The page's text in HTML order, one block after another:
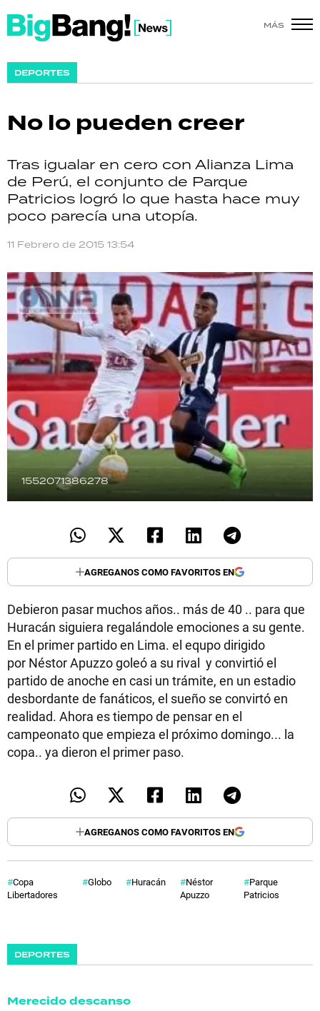
MÁS
DEPORTES
No lo pueden creer
Tras igualar en cero con Alianza Lima
de Perú, el conjunto de Parque
Patricios logró lo que hasta hace muy
poco parecía una utopía.
11 Febrero de 2015 13:54
1552071386278
AGREGANOS COMO FAVORITOS EN
Debieron pasar muchos años.. más de 40 .. para que
Huracán siguiera regalándole emociones a su gente.
En el primer partido en Lima. el equpo dirigido
por Néstor Apuzzo goleó a su rival y convirtió el
partido de anoche en casi un trámite, en un estadio
desbordante de fanáticos, el sueño se convirtó en
realidad. Ahora es tiempo de pensar en el
campeonato que empieza el próximo domingo... la
copa.. ya dieron el primer paso.
AGREGANOS COMO FAVORITOS EN
Copa
Libertadores
Globo Huracán
Néstor
Apuzzo
Parque
Patricios
DEPORTES
Merecido descanso
SHOW
ACTUALIDAD
POLICIALES
ECONOMÍA
GRAN HERMANO
SALUD
DEPORTES
TECNOLOGÍA
RECETAS
PALABRAS
HORÓSCOPO